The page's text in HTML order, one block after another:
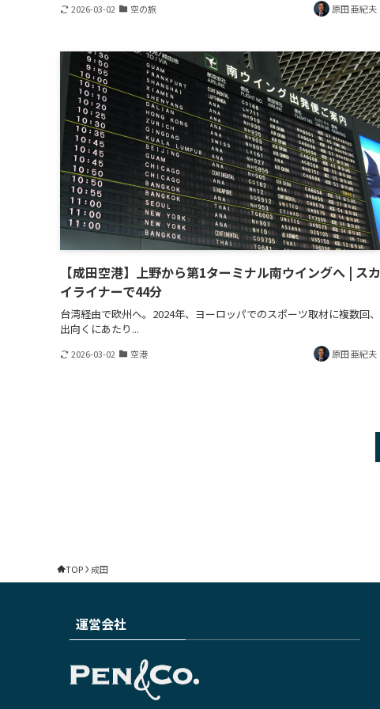
2026-03-02 空の旅 原田 亜紀夫
【成田空港】上野から第1ターミナル南ウイングへ | スカ
イライナーで44分
台湾経由で欧州へ。2024年、ヨーロッパでのスポーツ取材に複数回、
出向くにあたり...
2026-03-02 空港 原田 亜紀夫
TOP 成田
運営会社